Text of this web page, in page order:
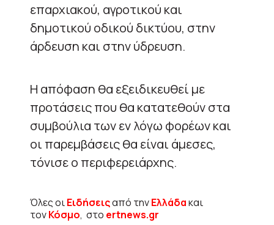
επαρχιακού, αγροτικού και
δημοτικού οδικού δικτύου, στην
άρδευση και στην ύδρευση.
Η απόφαση θα εξειδικευθεί με
προτάσεις που θα κατατεθούν στα
συμβούλια των εν λόγω φορέων και
οι παρεμβάσεις θα είναι άμεσες,
τόνισε ο περιφερειάρχης.
Όλες οιΕιδήσειςαπό τηνΕλλάδακαι
τονΚόσμο, στο ertnews.gr